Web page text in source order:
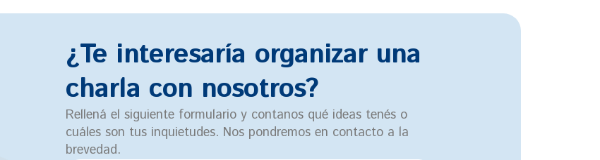
¿Te interesaría organizar una
charla con nosotros?
Rellená el siguiente formulario y contanos qué ideas tenés o
cuáles son tus inquietudes. Nos pondremos en contacto a la
brevedad.